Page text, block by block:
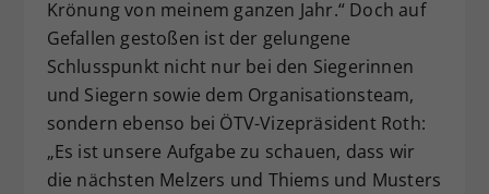
Krönung von meinem ganzen Jahr.“ Doch auf
Gefallen gestoßen ist der gelungene
Schlusspunkt nicht nur bei den Siegerinnen
und Siegern sowie dem Organisationsteam,
sondern ebenso bei ÖTV-Vizepräsident Roth:
„Es ist unsere Aufgabe zu schauen, dass wir
die nächsten Melzers und Thiems und Musters